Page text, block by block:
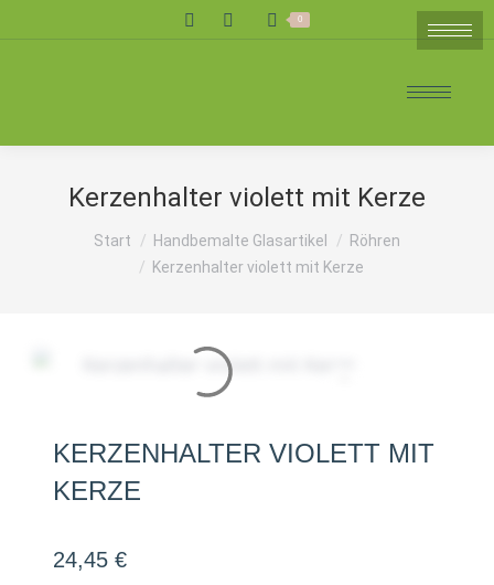
Search: 0
Kerzenhalter violett mit Kerze
Sie befinden sich hier:
Start Handbemalte Glasartikel
Röhren
Kerzenhalter violett mit Kerze
KERZENHALTER VIOLETT MIT
KERZE
24,45 €